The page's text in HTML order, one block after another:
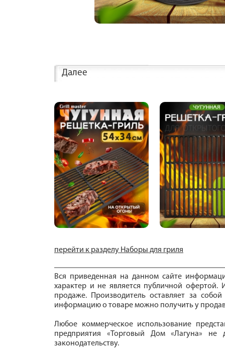
Далее
перейти к разделу Наборы для гриля
Вся приведенная на данном сайте
характер и не является публичной офертой.
продаже. Производитель оставляет за
информацию о товаре можно получить у
Любое коммерческое использование
предприятия «Торговый Дом «Лагуна» не
законодательству.